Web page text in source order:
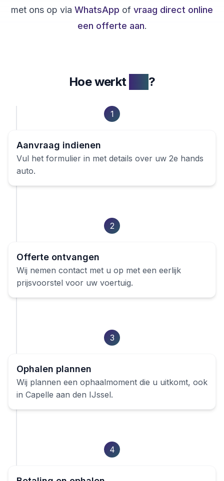
met ons op via WhatsApp of vraag direct online
een offerte aan.
Hoe werkt ?
1
Aanvraag indienen
Vul het formulier in met details over uw 2e hands
auto.
2
Offerte ontvangen
Wij nemen contact met u op met een eerlijk
prijsvoorstel voor uw voertuig.
3
Ophalen plannen
Wij plannen een ophaalmoment die u uitkomt, ook
in Capelle aan den IJssel.
4